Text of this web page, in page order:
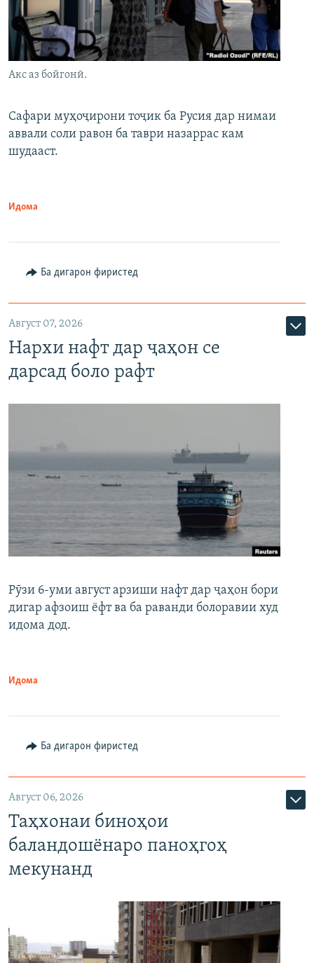
Акс аз бойгонӣ.
Сафари муҳоҷирони тоҷик ба Русия дар нимаи
аввали соли равон ба таври назаррас кам
шудааст.
Идома
Ба дигарон фиристед
Август 07, 2026
Нархи нафт дар ҷаҳон се
дарсад боло рафт
Рӯзи 6-уми август арзиши нафт дар ҷаҳон бори
дигар афзоиш ёфт ва ба раванди болоравии худ
идома дод.
Идома
Ба дигарон фиристед
Август 06, 2026
Таҳхонаи биноҳои
баландошёнаро паноҳгоҳ
мекунанд